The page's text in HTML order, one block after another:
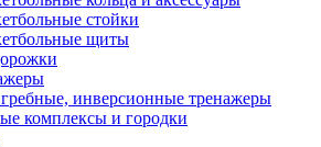
стойки
щиты
инверсионные тренажеры
комплексы и городки